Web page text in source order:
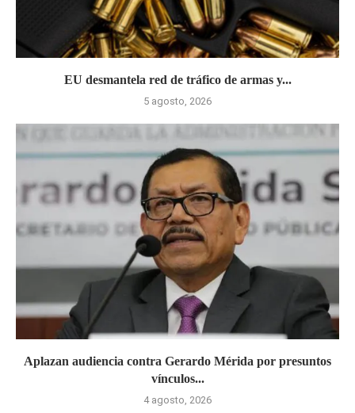
EU desmantela red de tráfico de armas y...
5 agosto, 2026
Aplazan audiencia contra Gerardo Mérida por presuntos
vínculos...
4 agosto, 2026